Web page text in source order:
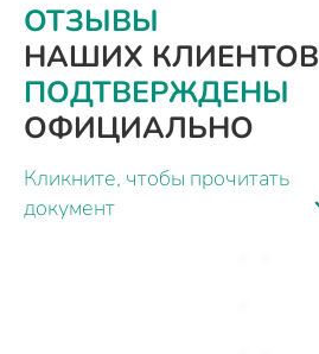
ОТЗЫВЫ
НАШИХ КЛИЕНТОВ
ПОДТВЕРЖДЕНЫ
ОФИЦИАЛЬНО
Кликните, чтобы прочитать
документ